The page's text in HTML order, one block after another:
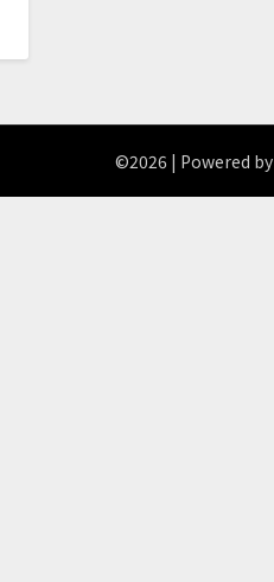
©2026 | Powered by